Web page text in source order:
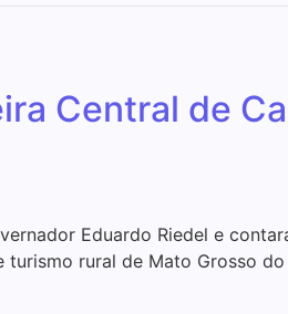
Central de
Eduardo Riedel e
rural de Mato Grosso